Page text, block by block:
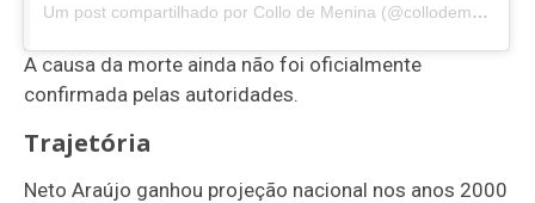
Um post compartilhado por Collo de Menina (@collodemenina)
A causa da morte ainda não foi oficialmente
confirmada pelas autoridades.
Trajetória
Neto Araújo ganhou projeção nacional nos anos 2000